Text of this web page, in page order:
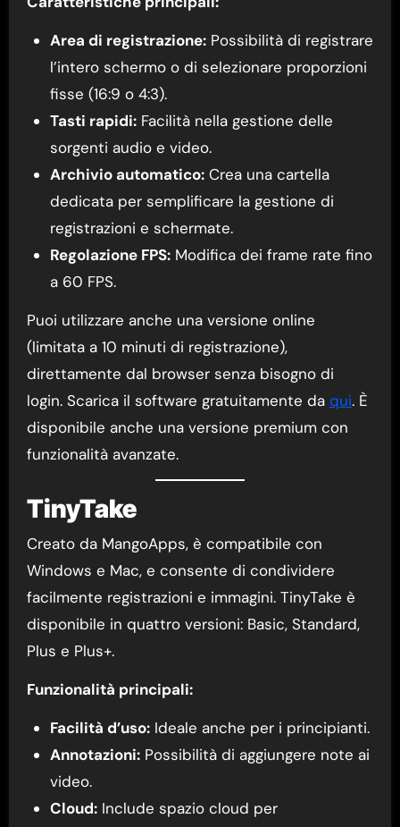
Area di registrazione:Possibilità di registrare
l’intero schermo o di selezionare proporzioni
fisse (16:9 o 4:3).
Tasti rapidi:Facilità nella gestione delle
sorgenti audio e video.
Archivio automatico:Crea una cartella
dedicata per semplificare la gestione di
registrazioni e schermate.
Regolazione FPS:Modifica dei frame rate fino
a 60 FPS.
Puoi utilizzare anche una versione online
(limitata a 10 minuti di registrazione),
direttamente dal browser senza bisogno di
login. Scarica il software gratuitamente da qui. È
disponibile anche una versione premium con
funzionalità avanzate.
TinyTake
Creato da MangoApps, è compatibile con
Windows e Mac, e consente di condividere
facilmente registrazioni e immagini. TinyTake è
disponibile in quattro versioni: Basic, Standard,
Plus e Plus+.
Funzionalità principali:
Facilità d’uso:Ideale anche per i principianti.
Annotazioni:Possibilità di aggiungere note ai
video.
Cloud:Include spazio cloud per